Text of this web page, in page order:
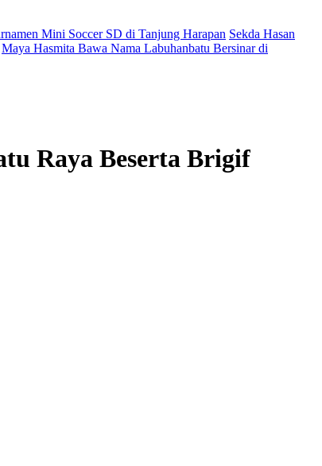
Mini Soccer SD di Tanjung Harapan Sekda Hasan
Maya Hasmita Bawa Nama Labuhanbatu Bersinar di
Raya Beserta Brigif